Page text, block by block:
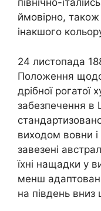
північно-
ймовірно,
інакшого
24 листопада
Положення
дрібної
забезпечення в
виходом вовни і
завезені
їхні нащадки у
менш
на південь